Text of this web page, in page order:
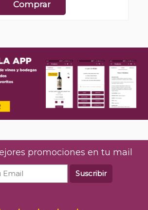
Comprar
promociones en tu mail
Suscribir